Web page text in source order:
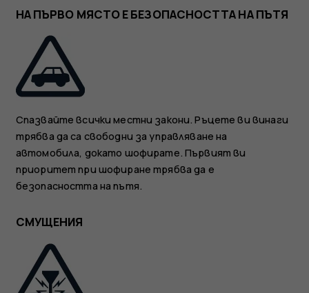
НА ПЪРВО МЯСТО Е БЕЗОПАСНОСТТА НА ПЪТЯ
Спазвайте всички местни закони. Ръцете ви винаги
трябва да са свободни за управляване на
автомобила, докато шофирате. Първият ви
приоритет при шофиране трябва да е
безопасността на пътя.
СМУЩЕНИЯ